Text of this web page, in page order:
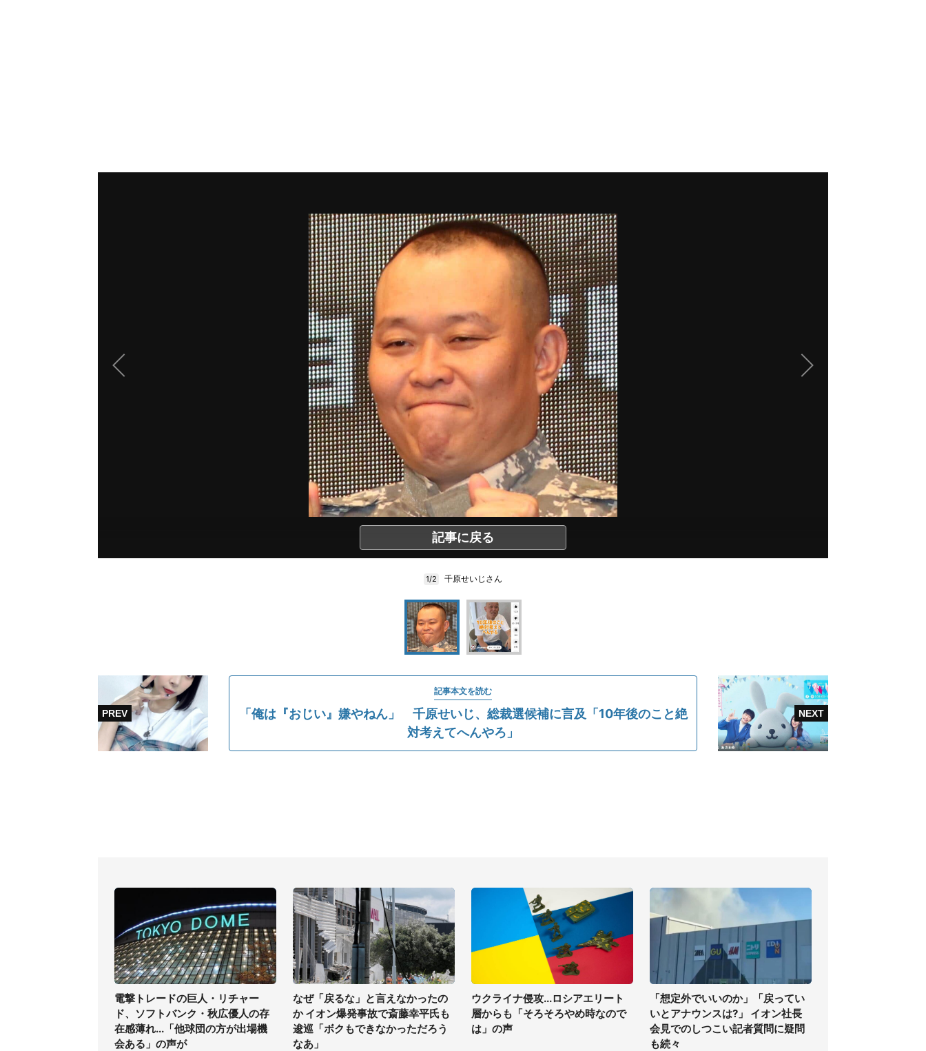
記事に戻る
1/2 千原せいじさん
記事本文を読む
「俺は『おじい』嫌やねん」 千原せいじ、総裁選候補に言及「10年後のこと絶
対考えてへんやろ」
電撃トレードの巨人・リチャー
ド、ソフトバンク・秋広優人の存
在感薄れ...「他球団の方が出場機
会ある」の声が
なぜ「戻るな」と言えなかったの
か イオン爆発事故で斎藤幸平氏も
逡巡「ボクもできなかっただろう
なあ」
ウクライナ侵攻...ロシアエリート
層からも「そろそろやめ時なので
は」の声
「想定外でいいのか」「戻ってい
いとアナウンスは?」 イオン社長
会見でのしつこい記者質問に疑問
も続々